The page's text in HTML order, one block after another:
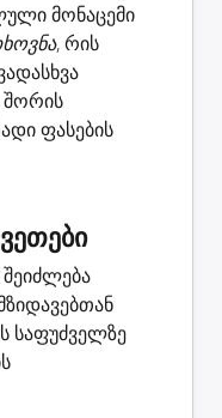
მონაცემი
, რის
შორის
ფასების
საფუძველზე